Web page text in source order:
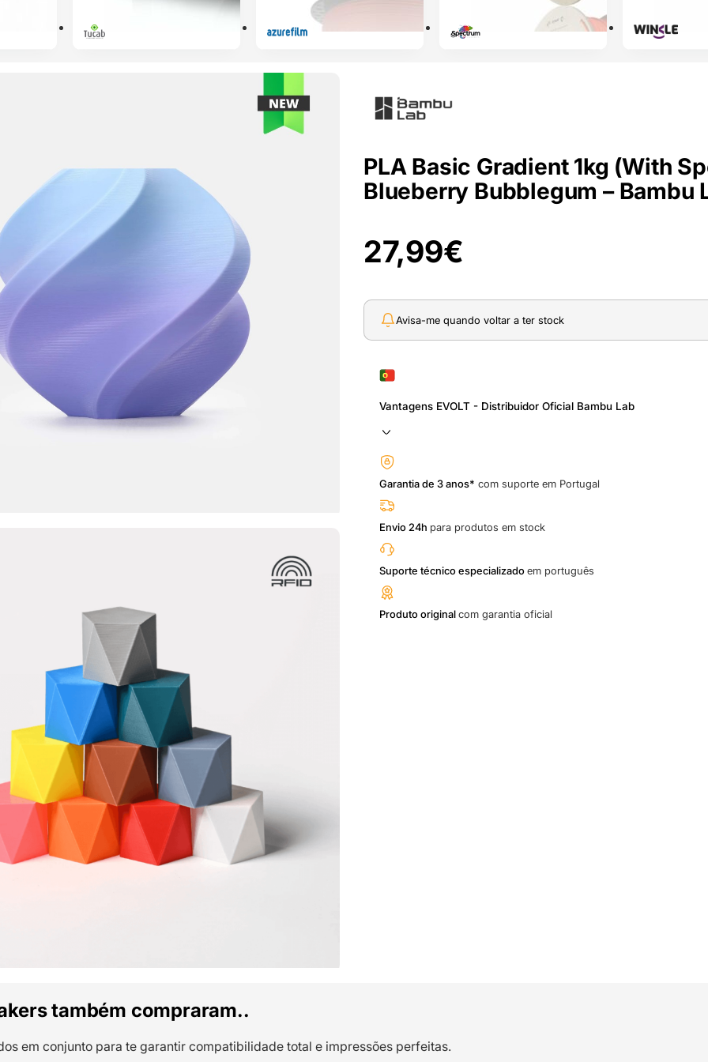
PLA Basic Gradient 1kg (With
Blueberry Bubblegum – Bambu
27,99€
Avisa-me quando voltar a ter stock
Vantagens EVOLT - Distribuidor Oficial Bambu Lab
Garantia de 3 anos* com suporte em Portugal
Envio 24h para produtos em stock
Suporte técnico especializadoem português
Produto originalcom garantia oficial
também compraram..
em conjunto para te garantir compatibilidade total e impressões perfeitas.